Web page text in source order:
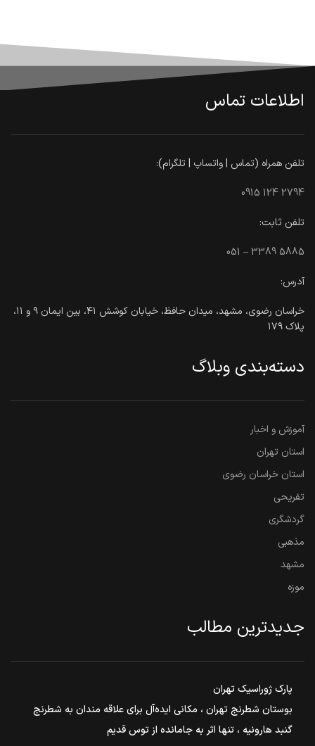
اطلاعات تماس
تلفن همراه (تماس | واتساپ | تلگرام):
0915 124 2794
تلفن ثابت:
051 – 3389 5885
آدرس:
خراسان رضوی، مشهد، میدان حافظ، خیابان کوشش ۴۱، بین ایمان ۹ و ۱۱،
پلاک ۱۷۹
دسته‌بندی وبلاگ
آموزش و اخبار
استان تهران
استان خراسان رضوی
تفریحی
گردشگری
مذهبی
مشهد
موزه
جدیدترین مطالب
پارک ژوراسیک تهران
بوستان شطرنج تهران ، مکانی ایده‌آل برای علاقه مندان به شطرنج
گنبد هارونیه ، تنها اثر به جامانده از توس قدیم